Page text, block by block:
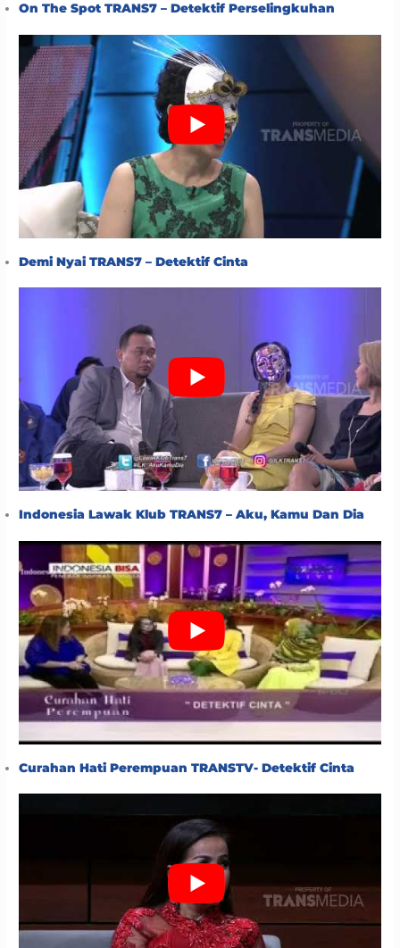
On The Spot TRANS7 – Detektif Perselingkuhan
Demi Nyai TRANS7 – Detektif Cinta
Indonesia Lawak Klub TRANS7 – Aku, Kamu Dan Dia
Curahan Hati Perempuan TRANSTV- Detektif Cinta